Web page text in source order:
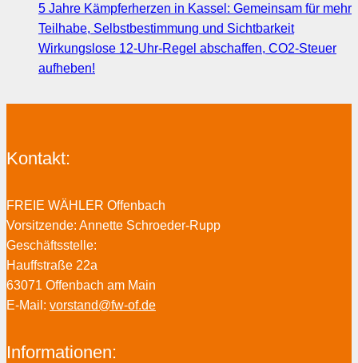
5 Jahre Kämpferherzen in Kassel: Gemeinsam für mehr
Teilhabe, Selbstbestimmung und Sichtbarkeit
Wirkungslose 12-Uhr-Regel abschaffen, CO2-Steuer
aufheben!
Kontakt:
FREIE WÄHLER Offenbach
Vorsitzende: Annette Schroeder-Rupp
Geschäftsstelle:
Hauffstraße 22a
63071 Offenbach am Main
E-Mail: vorstand@fw-of.de
Informationen: